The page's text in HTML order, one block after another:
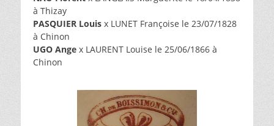
à Thizay
PASQUIER Louis x LUNET Françoise le 23/07/1828
à Chinon
UGO Ange x LAURENT Louise le 25/06/1866 à
Chinon